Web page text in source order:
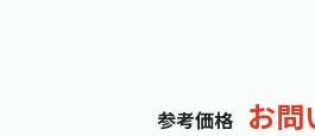
参考価格 お問